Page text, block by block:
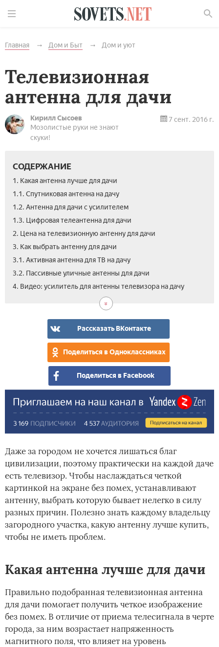
Главная Дом и Быт Дом и уют
Телевизионная
антенна для дачи
Кирилл Сысоев
Мозолистые руки не знают
скуки!
7 сент. 2016 г.
СОДЕРЖАНИЕ
1. Какая антенна лучше для дачи
1.1. Спутниковая антенна на дачу
1.2. Антенна для дачи с усилителем
1.3. Цифровая телеантенна для дачи
2. Цена на телевизионную антенну для дачи
3. Как выбрать антенну для дачи
3.1. Активная антенна для ТВ на дачу
3.2. Пассивные уличные антенны для дачи
4. Видео: усилитель для антенны телевизора на дачу
Рассказать ВКонтакте
Поделиться в Одноклассниках
Поделиться в Facebook
Даже за городом не хочется лишаться благ
цивилизации, поэтому практически на каждой даче
есть телевизор. Чтобы наслаждаться четкой
картинкой на экране без помех, устанавливают
антенну, выбрать которую бывает нелегко в силу
разных причин. Полезно знать каждому владельцу
загородного участка, какую антенну лучше купить,
чтобы не иметь проблем.
Какая антенна лучше для дачи
Правильно подобранная телевизионная антенна
для дачи помогает получить четкое изображение
без помех. В отличие от приема телесигнала в черте
города, за ним возрастает напряженность
магнитного поля, что влияет на уровень